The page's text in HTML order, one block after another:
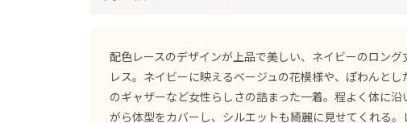
配色レースのデザインが上品で美しい、ネイビーのロング
レス。ネイビーに映えるベージュの花模様や、ぽわんとし
のギャザーなど女性らしさの詰まった一着。程よく体に沿
がら体型をカバーし、シルエットも綺麗に見せてくれる。